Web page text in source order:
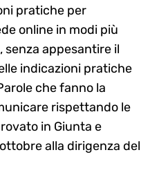
pratiche per
online in modi più
appesantire il
indicazioni pratiche
che fanno la
rispettando le
in Giunta e
alla dirigenza del